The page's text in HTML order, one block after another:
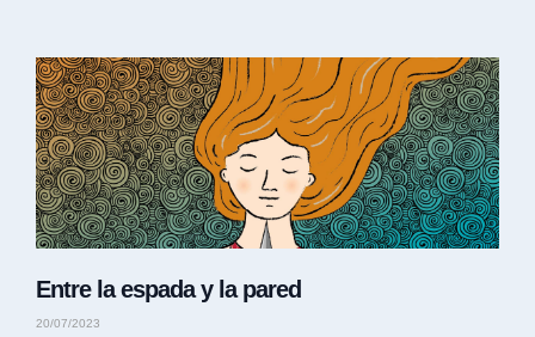
Entre la espada y la pared
20/07/2023